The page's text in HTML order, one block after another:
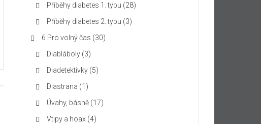
Příběhy diabetes 1. typu (28)
Příběhy diabetes 2. typu (3)
6 Pro volný čas (30)
Diabláboly (3)
Diadetektivky (5)
Diastrana (1)
Úvahy, básně (17)
Vtipy a hoax (4)